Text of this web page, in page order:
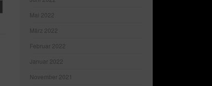
Mai 2022
März 2022
Februar 2022
Januar 2022
November 2021